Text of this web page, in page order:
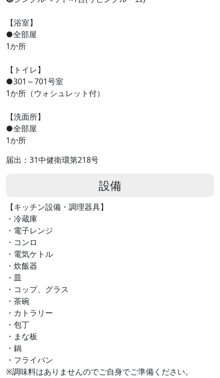
【浴室】
●全部屋
1か所
【トイレ】
●301～701号室
1か所（ウォシュレット付）
【洗面所】
●全部屋
1か所
届出：31中健衛環第218号
設備
【キッチン設備・調理器具】
・冷蔵庫
・電子レンジ
・コンロ
・電気ケトル
・炊飯器
・皿
・コップ、グラス
・茶碗
・カトラリー
・包丁
・まな板
・鍋
・フライパン
※調味料はありませんのでご自身でご準備ください。